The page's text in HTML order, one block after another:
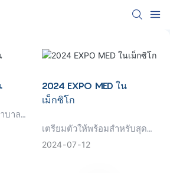
บาล
2024 EXPO MED ใน
เม็กซิโก
เตรียมตัวให้พร้อมสำหรับสุด
ยอดงานดูแลสุขภาพ: EXPO
2024 07 12